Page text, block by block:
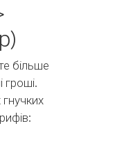
більше
гроші.